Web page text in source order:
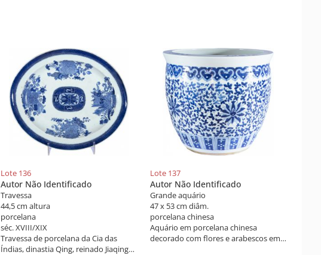
coleção. China, séc. XVIII.
Lote 136
Autor Não Identificado
Travessa
44,5 cm altura
porcelana
séc. XVIII/XIX
Travessa de porcelana da Cia das
Índias, dinastia Qing, reinado Jiaqing
Lote 137
Autor Não Identificado
Grande aquário
47 x 53 cm diâm.
porcelana chinesa
Aquário em porcelana chinesa
decorado com flores e arabescos em